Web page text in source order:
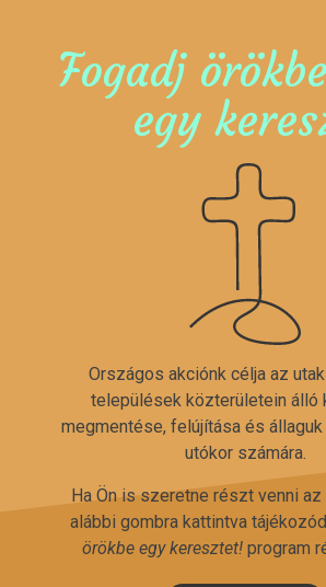
Fogadj örökbe
egy
Országos akciónk célja az
települések közterületein álló
megmentése, felújítása és
utókor számára.
Ha Ön is szeretne részt venni az
alábbi gombra kattintva
örökbe egy keresztet!program